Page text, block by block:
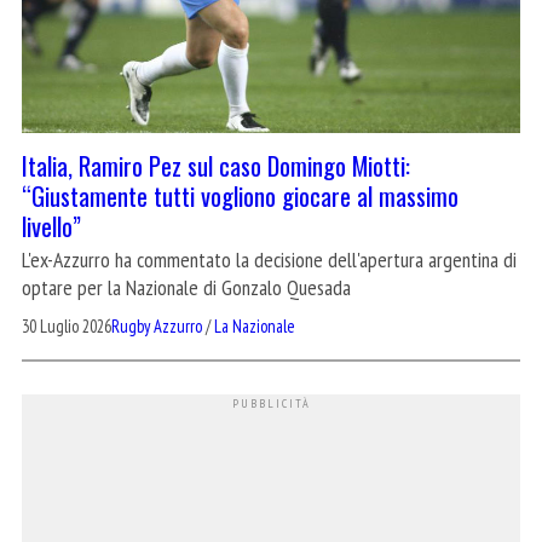
Italia, Ramiro Pez sul caso Domingo Miotti:
“Giustamente tutti vogliono giocare al massimo
livello”
L'ex-Azzurro ha commentato la decisione dell'apertura argentina di
optare per la Nazionale di Gonzalo Quesada
30 Luglio 2026Rugby Azzurro/La Nazionale